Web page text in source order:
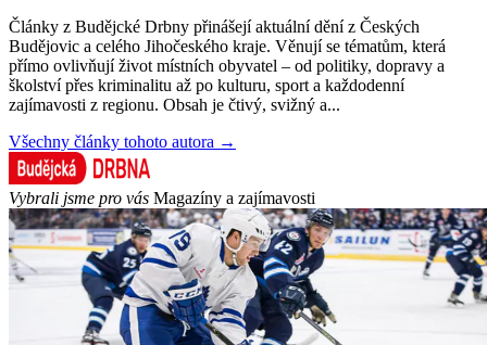
Články z Budějcké Drbny přinášejí aktuální dění z Českých
Budějovic a celého Jihočeského kraje. Věnují se tématům, která
přímo ovlivňují život místních obyvatel – od politiky, dopravy a
školství přes kriminalitu až po kulturu, sport a každodenní
zajímavosti z regionu. Obsah je čtivý, svižný a...
Všechny články tohoto autora →
Vybrali jsme pro vás Magazíny a zajímavosti